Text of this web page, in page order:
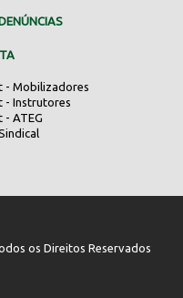
- Mobilizadores
- Instrutores
- ATEG
os Direitos Reservados